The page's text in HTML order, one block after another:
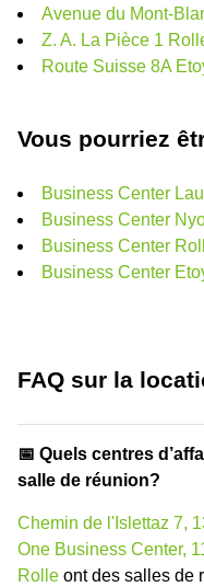
Avenue du Mont-
Z. A. La Pièce 1
Route Suisse 8A
Vous pourriez
Business Center
Business Center
Business Center
Business Center
FAQ sur la
📅 Quels centres
salle de réunion?
Chemin de l'Islettaz 7,
One Business Center,
Rolle ont des salles de